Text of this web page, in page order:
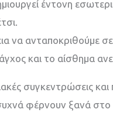
έντονη
να ανταποκριθούμε σε
και το αίσθημα
συγκεντρώσεις και
φέρνουν ξανά στο